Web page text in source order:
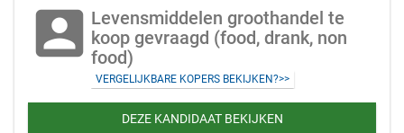
account_box Levensmiddelen groothandel te
koop gevraagd (food, drank, non
food)
VERGELIJKBARE KOPERS BEKIJKEN?>>
DEZE KANDIDAAT BEKIJKEN